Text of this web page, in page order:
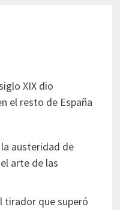
XIX dio
el resto de España
austeridad de
arte de las
tirador que superó